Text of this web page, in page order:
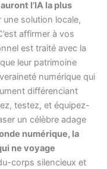
l’IA la plus
une solution locale,
affirmer à vos
est traité avec la
leur patrimoine
numérique qui
différenciant
testez, et équipez-
un célèbre adage
numérique, la
ne voyage
corps silencieux et